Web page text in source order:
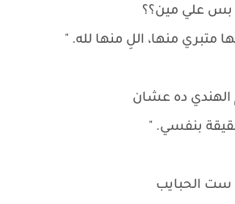
بس علي مين؟؟
منها، اللِ منها لله. "
الهندي ده عشان
بنفسي. "
ست الحبايب